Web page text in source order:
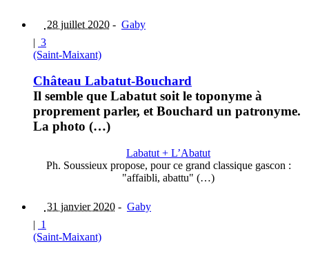
28 juillet 2020 - Gaby
| 3
(Saint-Maixant)
Château Labatut-Bouchard
Il semble que Labatut soit le toponyme à
proprement parler, et Bouchard un patronyme.
La photo (…)
Labatut + L’Abatut
Ph. Soussieux propose, pour ce grand classique gascon :
"affaibli, abattu" (…)
31 janvier 2020 - Gaby
| 1
(Saint-Maixant)